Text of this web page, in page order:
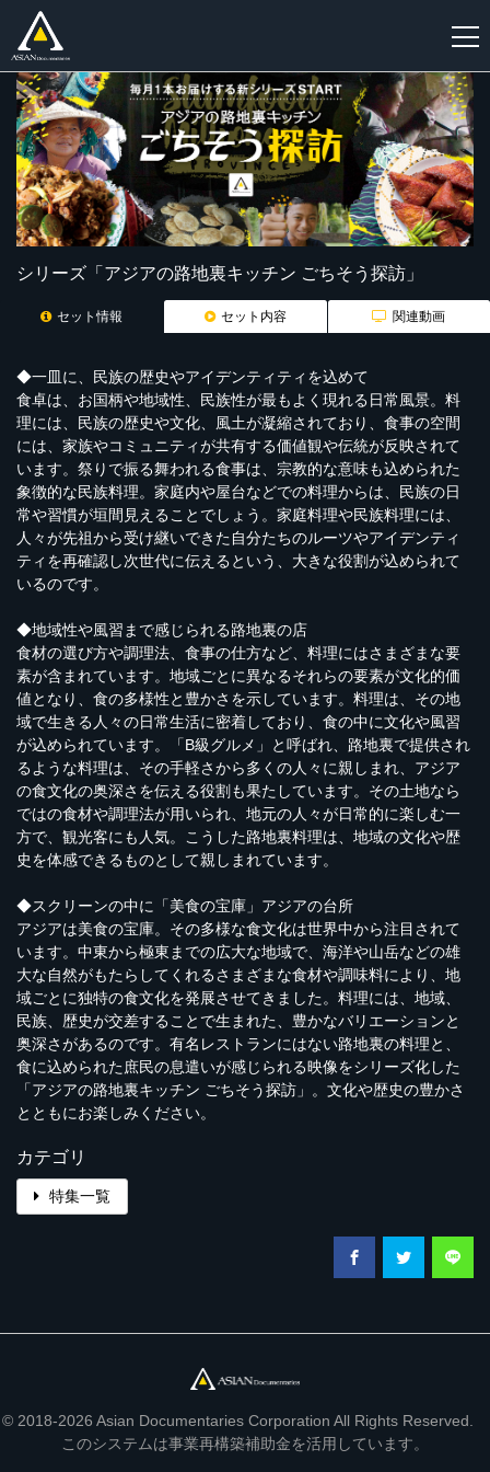
シリーズ「アジアの路地裏キッチン ごちそう探訪」
セット情報 セット内容 関連動画
◆一皿に、民族の歴史やアイデンティティを込めて
食卓は、お国柄や地域性、民族性が最もよく現れる日常風景。料
理には、民族の歴史や文化、風土が凝縮されており、食事の空間
には、家族やコミュニティが共有する価値観や伝統が反映されて
います。祭りで振る舞われる食事は、宗教的な意味も込められた
象徴的な民族料理。家庭内や屋台などでの料理からは、民族の日
常や習慣が垣間見えることでしょう。家庭料理や民族料理には、
人々が先祖から受け継いできた自分たちのルーツやアイデンティ
ティを再確認し次世代に伝えるという、大きな役割が込められて
いるのです。
◆地域性や風習まで感じられる路地裏の店
食材の選び方や調理法、食事の仕方など、料理にはさまざまな要
素が含まれています。地域ごとに異なるそれらの要素が文化的価
値となり、食の多様性と豊かさを示しています。料理は、その地
域で生きる人々の日常生活に密着しており、食の中に文化や風習
が込められています。「B級グルメ」と呼ばれ、路地裏で提供され
るような料理は、その手軽さから多くの人々に親しまれ、アジア
の食文化の奥深さを伝える役割も果たしています。その土地なら
ではの食材や調理法が用いられ、地元の人々が日常的に楽しむ一
方で、観光客にも人気。こうした路地裏料理は、地域の文化や歴
史を体感できるものとして親しまれています。
◆スクリーンの中に「美食の宝庫」アジアの台所
アジアは美食の宝庫。その多様な食文化は世界中から注目されて
います。中東から極東までの広大な地域で、海洋や山岳などの雄
大な自然がもたらしてくれるさまざまな食材や調味料により、地
域ごとに独特の食文化を発展させてきました。料理には、地域、
民族、歴史が交差することで生まれた、豊かなバリエーションと
奥深さがあるのです。有名レストランにはない路地裏の料理と、
食に込められた庶民の息遣いが感じられる映像をシリーズ化した
「アジアの路地裏キッチン ごちそう探訪」。文化や歴史の豊かさ
とともにお楽しみください。
カテゴリ
特集一覧
© 2018-2026 Asian Documentaries Corporation All Rights Reserved.
このシステムは事業再構築補助金を活用しています。